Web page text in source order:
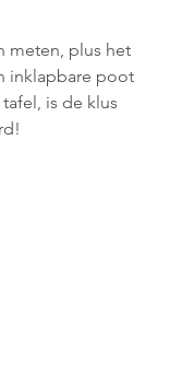
meten, plus het
inklapbare poot
is de klus